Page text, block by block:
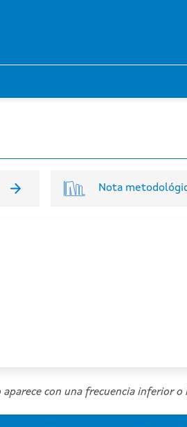
Nota
con una frecuencia inferior o